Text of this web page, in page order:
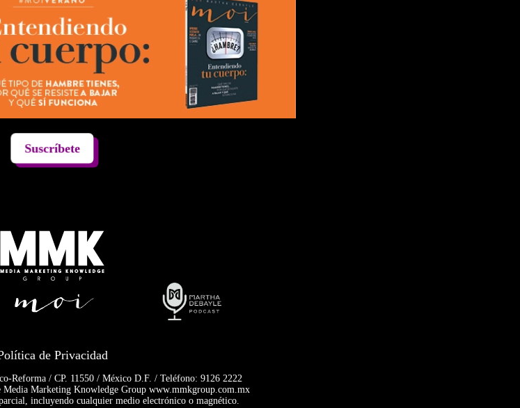
Suscríbete
de Privacidad
Reforma / CP. 11550 / México D.F. / Teléfono: 9126 2222
Media Marketing Knowledge Group www.mmkgroup.com.mx
incluyendo cualquier medio electrónico o magnético.